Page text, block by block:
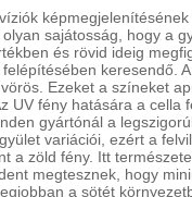
sajátosság, hogy a
és rövid ideig
keresendő.
Ezeket a színeket
UV fény hatására a
gyártónál a
variációi, ezért a
a zöld fény. Itt
megtesznek, hogy
a sötét